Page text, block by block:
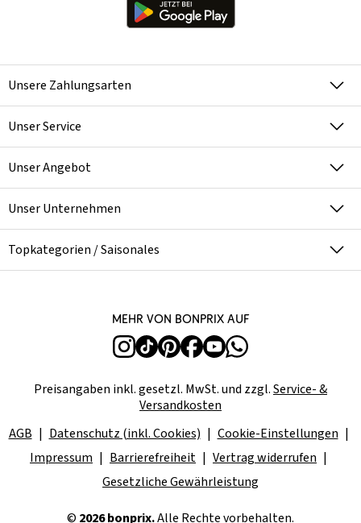
Unsere Zahlungsarten
Unser Service
Unser Angebot
Unser Unternehmen
Topkategorien / Saisonales
Mehr von bonprix auf
Preisangaben inkl. gesetzl. MwSt. und zzgl.Service- &
Versandkosten
AGB
Datenschutz (inkl. Cookies)
Cookie-Einstellungen
Impressum
Barrierefreiheit
Vertrag widerrufen
Gesetzliche Gewährleistung
© 2026 bonprix.Alle Rechte vorbehalten.